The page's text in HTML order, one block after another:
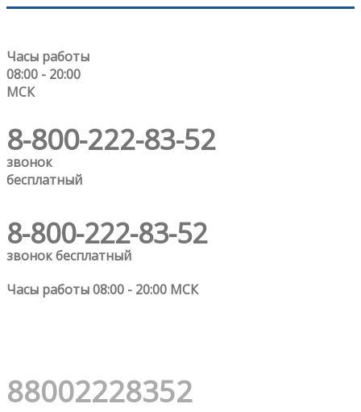
Часы работы
08:00 - 20:00
МСК
8-800-222-83-52
звонок
бесплатный
8-800-222-83-52
звонок бесплатный
Часы работы 08:00 - 20:00 МСК
88002228352